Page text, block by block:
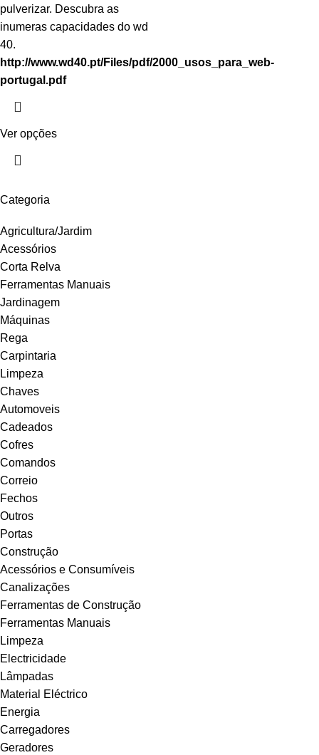
Categoria
Agricultura/Jardim
Acessórios
Corta Relva
Ferramentas Manuais
Jardinagem
Máquinas
Rega
Carpintaria
Limpeza
Chaves
Automoveis
Cadeados
Cofres
Comandos
Correio
Fechos
Outros
Portas
Construção
Acessórios e Consumíveis
Canalizações
Ferramentas de Construção
Ferramentas Manuais
Limpeza
Electricidade
Lâmpadas
Material Eléctrico
Energia
Carregadores
Geradores
pulverizar. Descubra as
inumeras capacidades do wd
40.
http://www.wd40.pt/Files/pdf/2000_usos_para_web-
portugal.pdf
Ver opções